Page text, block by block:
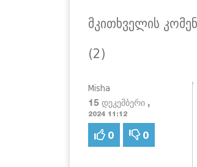
მკითხველის
(2)
Misha
15 დეკემბერი ,
2024 11:12
0 0